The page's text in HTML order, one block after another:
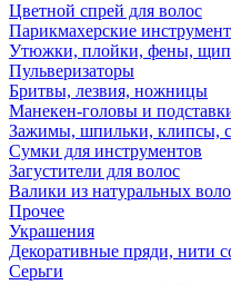
Цветной спрей для волос
Парикмахерские
Утюжки, плойки, фены,
Пульверизаторы
Бритвы, лезвия, ножницы
Манекен-головы и
Зажимы, шпильки, клипсы,
Сумки для инструментов
Загустители для волос
Валики из натуральных
Прочее
Украшения
Декоративные пряди, нити
Серьги